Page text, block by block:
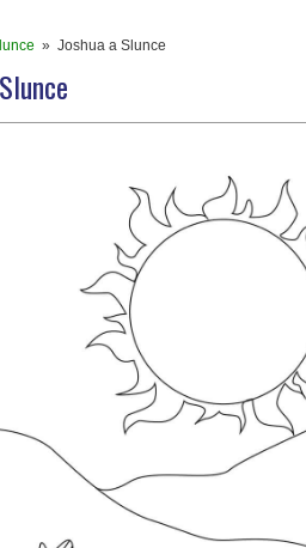
» Joshua a Slunce